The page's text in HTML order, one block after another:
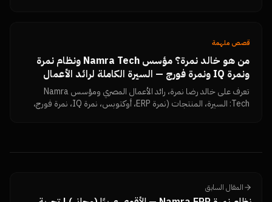
قصص ملهمة
من هو خالد نمرة؟ مؤسس Namra Tech ونظام نمرة
ونمرة IQ ونمرة فورج — السيرة الكاملة لرائد الأعمال
المصري
تعرف على خالد رضا نمرة، رائد الأعمال المصري ومؤسس Namra
Tech: السيرة، المنتجات (نمرة ERP، أوكتوبس، نمرة IQ، نمرة فورج،
المقال السابق